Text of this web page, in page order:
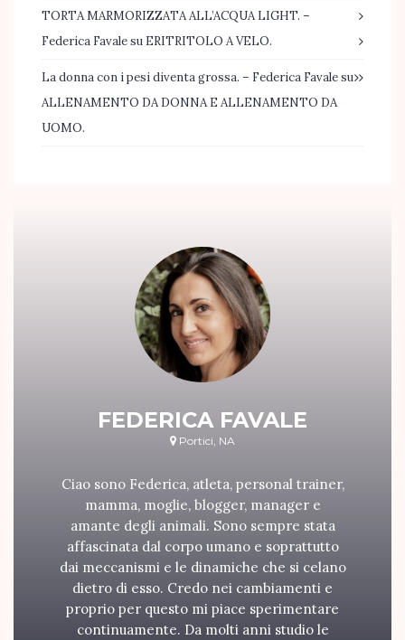
TORTA MARMORIZZATA ALL’ACQUA LIGHT. –
Federica Favalesu ERITRITOLO A VELO.
La donna con i pesi diventa grossa. – Federica Favalesu
ALLENAMENTO DA DONNA E ALLENAMENTO DA
UOMO.
FEDERICA FAVALE
Portici, NA
Ciao sono Federica, atleta, personal trainer,
mamma, moglie, blogger, manager e
amante degli animali. Sono sempre stata
affascinata dal corpo umano e soprattutto
dai meccanismi e le dinamiche che si celano
dietro di esso. Credo nei cambiamenti e
proprio per questo mi piace sperimentare
continuamente. Da molti anni studio le